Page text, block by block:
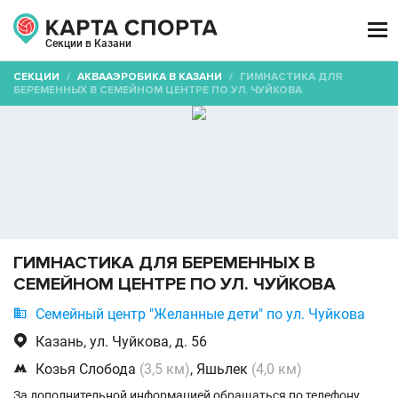
Секции в Казани

СЕКЦИИ / АКВААЭРОБИКА В КАЗАНИ / ГИМНАСТИКА ДЛЯ
БЕРЕМЕННЫХ В СЕМЕЙНОМ ЦЕНТРЕ ПО УЛ. ЧУЙКОВА
ГИМНАСТИКА ДЛЯ БЕРЕМЕННЫХ В
СЕМЕЙНОМ ЦЕНТРЕ ПО УЛ. ЧУЙКОВА
 Семейный центр "Желанные дети" по ул. Чуйкова
 Казань, ул. Чуйкова, д. 56
 Козья Слобода (3,5 км), Яшьлек (4,0 км)